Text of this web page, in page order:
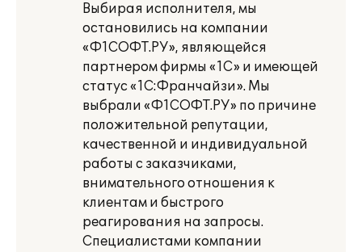
Выбирая исполнителя, мы
остановились на компании
«Ф1СОФТ.РУ», являющейся
партнером фирмы «1С» и имеющей
статус «1С:Франчайзи». Мы
выбрали «Ф1СОФТ.РУ» по причине
положительной репутации,
качественной и индивидуальной
работы с заказчиками,
внимательного отношения к
клиентам и быстрого
реагирования на запросы.
Специалистами компании